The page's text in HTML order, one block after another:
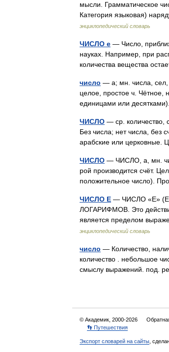
мысли. Грамматическое
Категория языковая)
энциклопедический словарь
ЧИСЛО e — Число,
науках. Например, при
количества вещества
число — а; мн. числа, сел,
целое, простое ч. Чётное,
единицами или
ЧИСЛО — ср. количество,
Без числа; нет числа, без
арабские или церковные.
ЧИСЛО — ЧИСЛО, а, мн.
рой производится счёт.
положительное число).
ЧИСЛО Е — ЧИСЛО «Е»
ЛОГАРИФМОВ. Это
является пределом
энциклопедический словарь
число — Количество,
количество . небольшое
смыслу выражений. под.
© Академик, 2000-2026
👣 Путешествия
Экспорт словарей на сайты ,